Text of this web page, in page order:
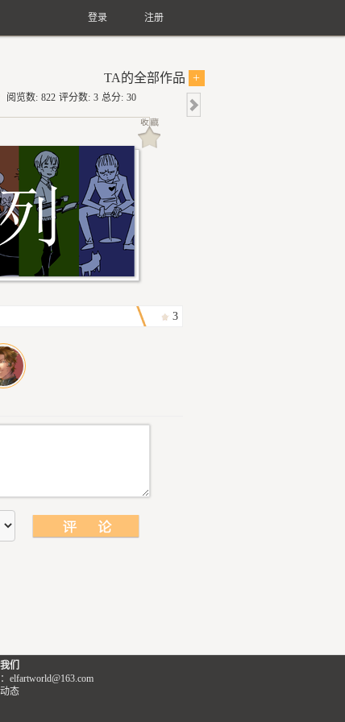
注册
登录
TA的全部作品 +
阅览数: 822 评分数: 3 总分: 30
3
们
elfartworld@163.com
态